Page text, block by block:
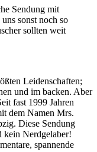
Sendung mit
sonst noch so
sollten weit
Leidenschaften;
und im backen. Aber
fast 1999 Jahren
dem Namen Mrs.
Diese Sendung
kein Nerdgelaber!
spannende